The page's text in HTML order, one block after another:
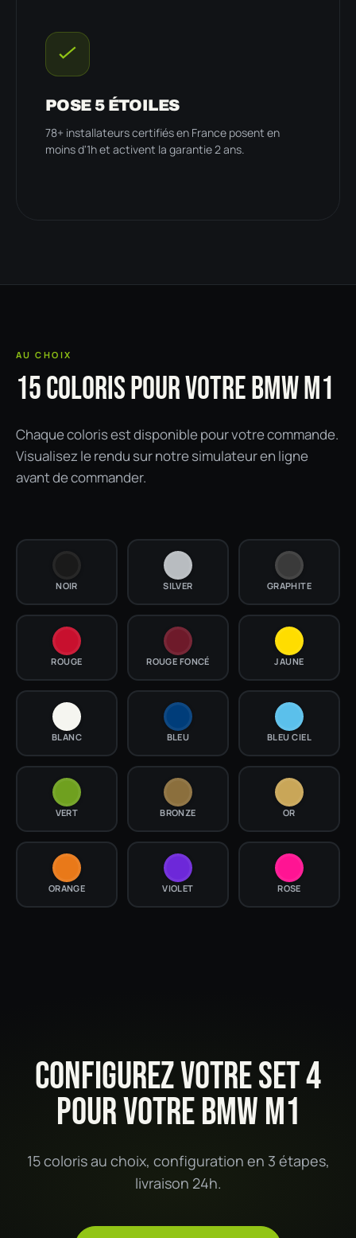
POSE 5 ÉTOILES
78+ installateurs certifiés en France posent en
moins d'1h et activent la garantie 2 ans.
AU CHOIX
15 COLORIS POUR VOTRE BMW M1
Chaque coloris est disponible pour votre commande.
Visualisez le rendu sur notre simulateur en ligne
avant de commander.
NOIR SILVER GRAPHITE
ROUGE ROUGE FONCÉ JAUNE
BLANC BLEU BLEU CIEL
VERT BRONZE OR
ORANGE VIOLET ROSE
CONFIGUREZ VOTRE SET 4
POUR VOTRE BMW M1
15 coloris au choix, configuration en 3 étapes,
livraison 24h.